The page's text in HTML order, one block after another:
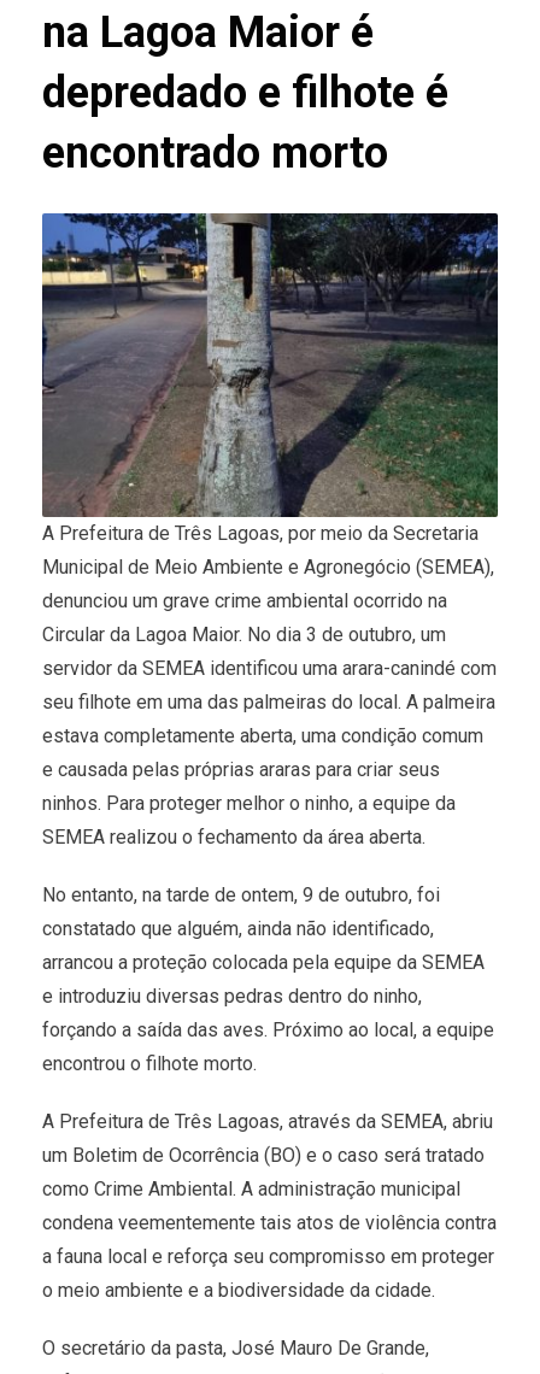
na Lagoa Maior é
depredado e filhote é
encontrado morto
A Prefeitura de Três Lagoas, por meio da Secretaria
Municipal de Meio Ambiente e Agronegócio (SEMEA),
denunciou um grave crime ambiental ocorrido na
Circular da Lagoa Maior. No dia 3 de outubro, um
servidor da SEMEA identificou uma arara-canindé com
seu filhote em uma das palmeiras do local. A palmeira
estava completamente aberta, uma condição comum
e causada pelas próprias araras para criar seus
ninhos. Para proteger melhor o ninho, a equipe da
SEMEA realizou o fechamento da área aberta.
No entanto, na tarde de ontem, 9 de outubro, foi
constatado que alguém, ainda não identificado,
arrancou a proteção colocada pela equipe da SEMEA
e introduziu diversas pedras dentro do ninho,
forçando a saída das aves. Próximo ao local, a equipe
encontrou o filhote morto.
A Prefeitura de Três Lagoas, através da SEMEA, abriu
um Boletim de Ocorrência (BO) e o caso será tratado
como Crime Ambiental. A administração municipal
condena veementemente tais atos de violência contra
a fauna local e reforça seu compromisso em proteger
o meio ambiente e a biodiversidade da cidade.
O secretário da pasta, José Mauro De Grande,